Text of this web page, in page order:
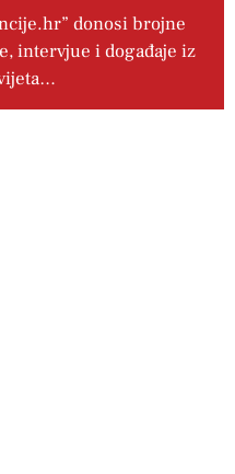
donosi brojne
intervjue i događaje iz